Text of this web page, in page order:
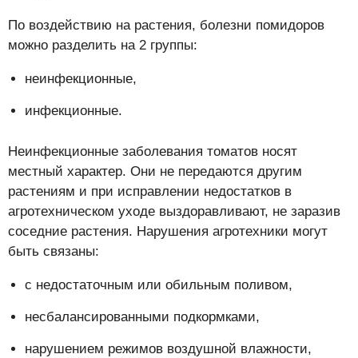
По воздействию на растения, болезни помидоров
можно разделить на 2 группы:
неинфекционные,
инфекционные.
Неинфекционные заболевания томатов носят
местный характер. Они не передаются другим
растениям и при исправлении недостатков в
агротехническом уходе выздоравливают, не заразив
соседние растения. Нарушения агротехники могут
быть связаны:
с недостаточным или обильным поливом,
несбалансированными подкормками,
нарушением режимов воздушной влажности,